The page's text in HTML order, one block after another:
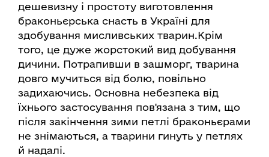
дешевизну і простоту виготовлення
браконьєрська снасть в Україні для
здобування мисливських тварин.Крім
того, це дуже жорстокий вид добування
дичини. Потрапивши в зашморг, тварина
довго мучиться від болю, повільно
задихаючись. Основна небезпека від
їхнього застосування пов'язана з тим, що
після закінчення зими петлі браконьєрами
не знімаються, а тварини гинуть у петлях
й надалі.